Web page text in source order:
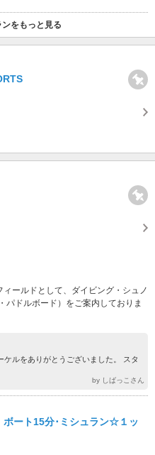
をもっと見る
ールドとして、ダイビング・シュノ
パドルボード）をご案内しておりま
ルをありがとうございました。 スタ
by しばっこさん
ート15分･ミシュラン☆１ッ